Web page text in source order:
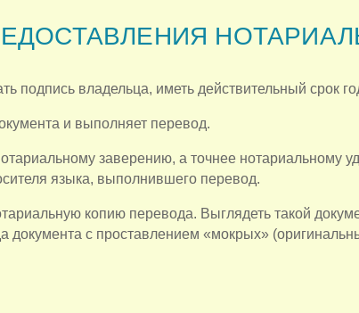
подпись владельца, иметь действительный срок
и выполняет перевод.
заверению, а точнее нотариальному
языка, выполнившего перевод.
копию перевода. Выглядеть такой
документа с проставлением «мокрых»